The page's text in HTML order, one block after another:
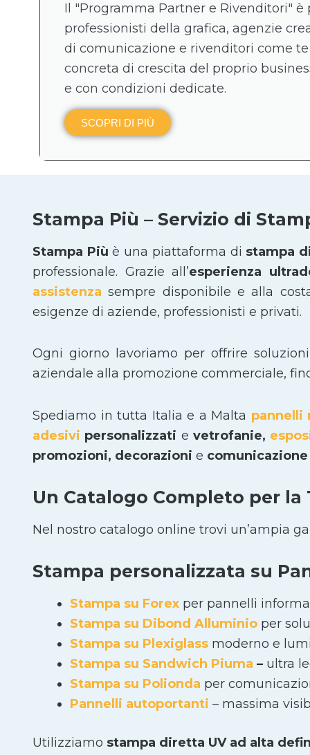
Il "Programma Partner e Rivenditori" è
professionisti della grafica, agenzie
di comunicazione e rivenditori come
concreta di crescita del proprio
e con condizioni dedicate.
SCOPRI DI PIÙ
Stampa Più – Servizio di
Stampa Più è una piattaforma di stampa
professionale. Grazie all’esperienza
assistenza sempre disponibile e alla
esigenze di aziende, professionisti e privati.
Ogni giorno lavoriamo per offrire
aziendale alla promozione commerciale,
Spediamo in tutta Italia e a Malta
adesivi personalizzati e vetrofanie,
promozioni, decorazioni e
Un Catalogo Completo per la
Nel nostro catalogo online trovi un’ampia
Stampa personalizzata su
Stampa su Forex per pannelli
Stampa su Dibond Alluminio per
Stampa su Plexiglass moderno e
Stampa su Sandwich Piuma – ultra
Stampa su Polionda per
Pannelli autoportanti – massima
Utilizziamo stampa diretta UV ad alta